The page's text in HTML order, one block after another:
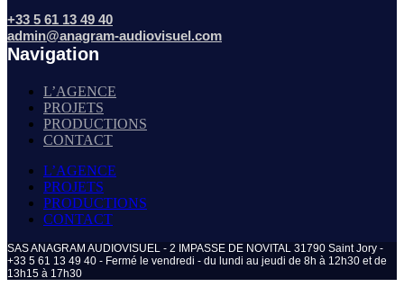
+33 5 61 13 49 40
admin@anagram-audiovisuel.com
Navigation
L’AGENCE
PROJETS
PRODUCTIONS
CONTACT
L’AGENCE
PROJETS
PRODUCTIONS
CONTACT
SAS ANAGRAM AUDIOVISUEL - 2 IMPASSE DE NOVITAL 31790 Saint Jory -
+33 5 61 13 49 40 - Fermé le vendredi - du lundi au jeudi de 8h à 12h30 et de
13h15 à 17h30